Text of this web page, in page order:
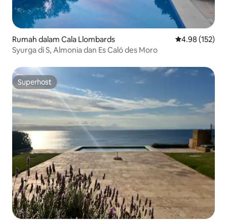
Rumah dalam Cala Llombards Penarafan
4.98 (152)
Syurga di S, Almonia dan Es Caló des Moro
Superhost
Superhost